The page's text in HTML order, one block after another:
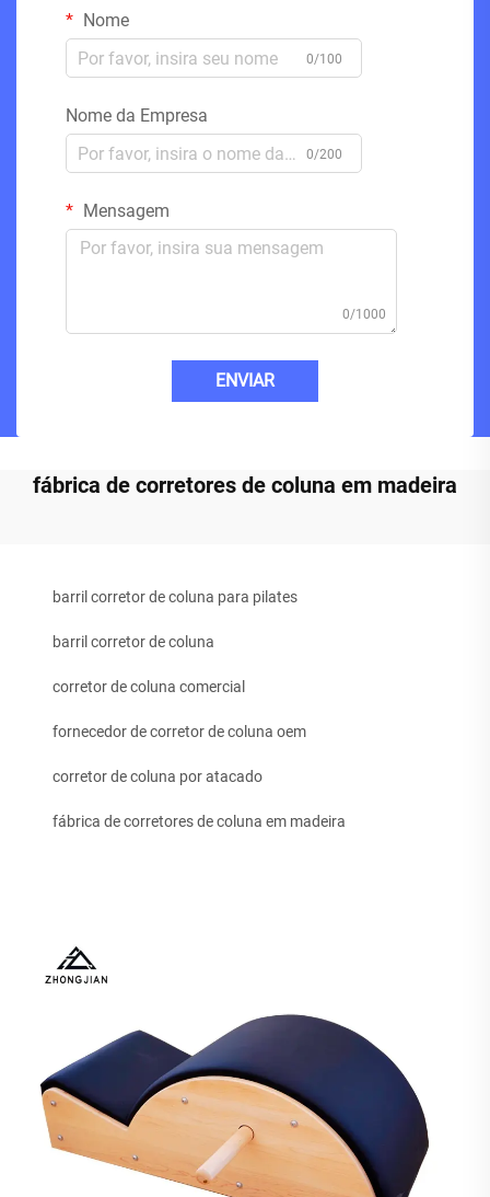
Nome
0/100
Nome da Empresa
0/200
Mensagem
0/1000
ENVIAR
fábrica de corretores de coluna em madeira
barril corretor de coluna para pilates
barril corretor de coluna
corretor de coluna comercial
fornecedor de corretor de coluna oem
corretor de coluna por atacado
fábrica de corretores de coluna em madeira